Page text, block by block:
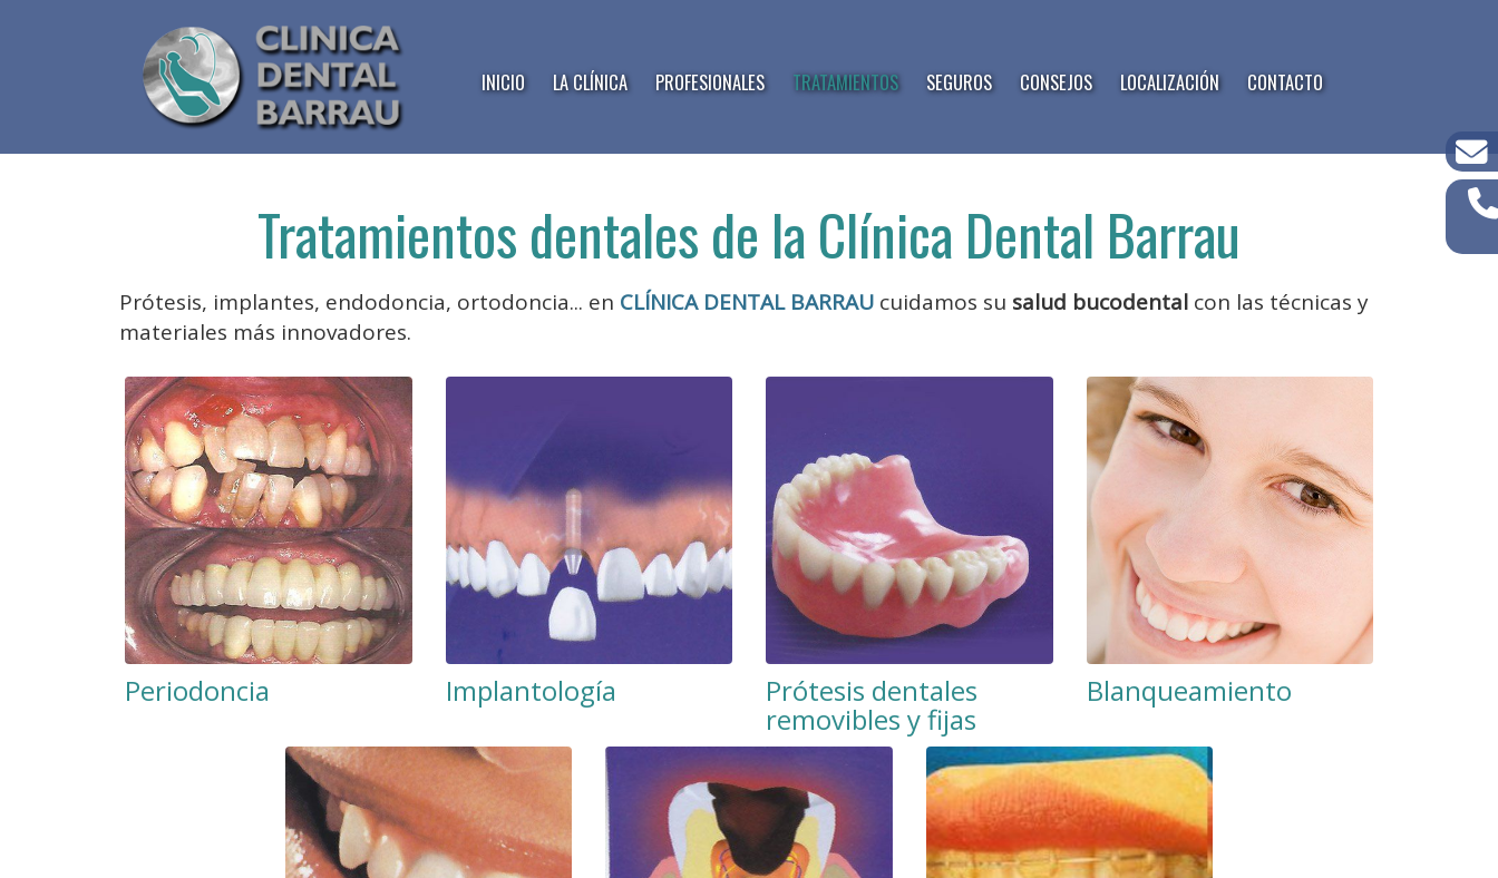
INICIO LA CLÍNICA PROFESIONALES TRATAMIENTOS SEGUROS CONSEJOS LOCALIZACIÓN CONTACTO
Tratamientos dentales de la Clínica Dental Barrau
Prótesis, implantes, endodoncia, ortodoncia... en CLÍNICA DENTAL BARRAU cuidamos su salud bucodental con las técnicas y
materiales más innovadores.
Periodoncia Implantología Prótesis dentales
removibles y fijas
Blanqueamiento